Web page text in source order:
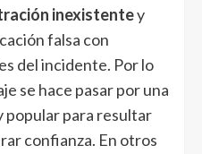
inexistentey
falsa con
del incidente. Por lo
se hace pasar por una
popular para resultar
confianza. En otros